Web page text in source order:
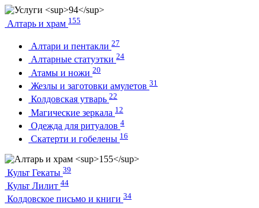
Алтарь и храм 155
Алтари и пентакли 27
Алтарные статуэтки 24
Атамы и ножи 20
Жезлы и заготовки амулетов 31
Колдовская утварь 22
Магические зеркала 12
Одежда для ритуалов 4
Скатерти и гобелены 16
Культ Гекаты 39
Культ Лилит 44
Колдовское письмо и книги 34